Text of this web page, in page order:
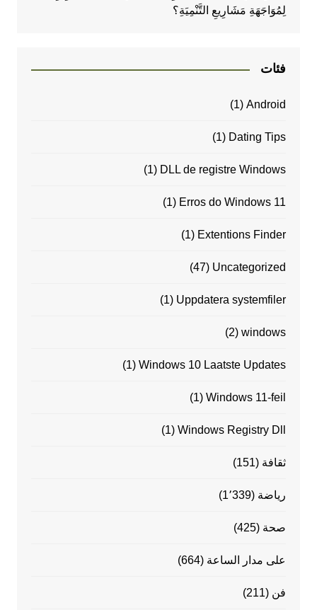
لِمُوَاجَهَةِ مَشَارِيعِ التَّنْمِيَةِ؟
فئات
Android
(1)
Dating Tips
(1)
DLL de registre Windows
(1)
Erros do Windows 11
(1)
Extentions Finder
(1)
Uncategorized
(47)
Uppdatera systemfiler
(1)
windows
(2)
Windows 10 Laatste Updates
(1)
Windows 11-feil
(1)
Windows Registry Dll
(1)
ثقافة (151)
رياضة (1٬339)
صحة (425)
على مدار الساعة (664)
فن (211)